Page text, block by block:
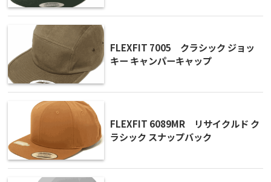
FLEXFIT 7005 クラシック ジョッ
キー キャンパーキャップ
FLEXFIT 6089MR リサイクルド ク
ラシック スナップバック